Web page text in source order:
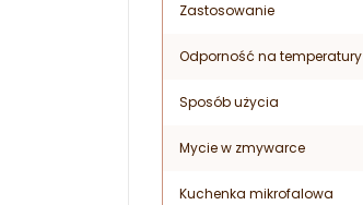
Zastosowanie
Odporność na temperatury
Sposób użycia
Mycie w zmywarce
Kuchenka mikrofalowa